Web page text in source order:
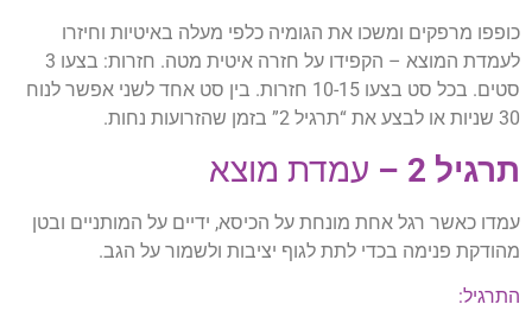
כופפו מרפקים ומשכו את הגומיה כלפי מעלה באיטיות וחיזרו
לעמדת המוצא – הקפידו על חזרה איטית מטה. חזרות: בצעו 3
סטים. בכל סט בצעו 10-15 חזרות. בין סט אחד לשני אפשר לנוח
30 שניות או לבצע את “תרגיל 2” בזמן שהזרועות נחות.
תרגיל 2 – עמדת מוצא
עמדו כאשר רגל אחת מונחת על הכיסא, ידיים על המותניים ובטן
מהודקת פנימה בכדי לתת לגוף יציבות ולשמור על הגב.
התרגיל: